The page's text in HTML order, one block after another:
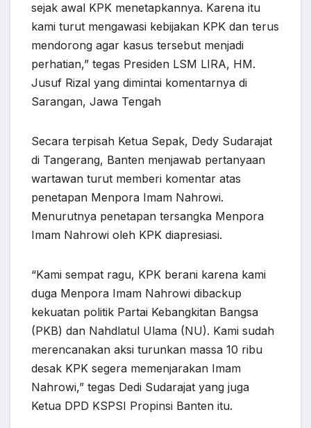
sejak awal KPK menetapkannya. Karena itu
kami turut mengawasi kebijakan KPK dan terus
mendorong agar kasus tersebut menjadi
perhatian,” tegas Presiden LSM LIRA, HM.
Jusuf Rizal yang dimintai komentarnya di
Sarangan, Jawa Tengah
Secara terpisah Ketua Sepak, Dedy Sudarajat
di Tangerang, Banten menjawab pertanyaan
wartawan turut memberi komentar atas
penetapan Menpora Imam Nahrowi.
Menurutnya penetapan tersangka Menpora
Imam Nahrowi oleh KPK diapresiasi.
“Kami sempat ragu, KPK berani karena kami
duga Menpora Imam Nahrowi dibackup
kekuatan politik Partai Kebangkitan Bangsa
(PKB) dan Nahdlatul Ulama (NU). Kami sudah
merencanakan aksi turunkan massa 10 ribu
desak KPK segera memenjarakan Imam
Nahrowi,” tegas Dedi Sudarajat yang juga
Ketua DPD KSPSI Propinsi Banten itu.